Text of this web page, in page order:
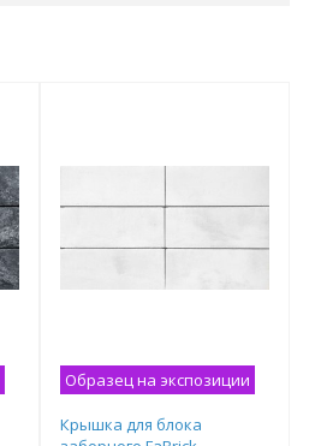
Образец на экспозиции
Крышка для блока